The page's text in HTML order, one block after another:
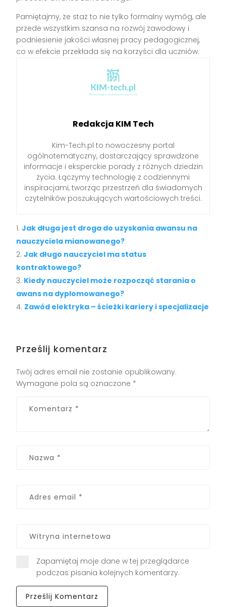
Pamiętajmy, że staż to nie tylko formalny wymóg, ale
przede wszystkim szansa na rozwój zawodowy i
podniesienie jakości własnej pracy pedagogicznej,
co w efekcie przekłada się na korzyści dla uczniów.
Redakcja KIM Tech
Kim-Tech.pl to nowoczesny portal
ogólnotematyczny, dostarczający sprawdzone
informacje i eksperckie porady z różnych dziedzin
życia. Łączymy technologię z codziennymi
inspiracjami, tworząc przestrzeń dla świadomych
czytelników poszukujących wartościowych treści.
Jak długa jest droga do uzyskania awansu na
nauczyciela mianowanego?
Jak długo nauczyciel ma status
kontraktowego?
Kiedy nauczyciel może rozpocząć starania o
awans na dyplomowanego?
Zawód elektryka – ścieżki kariery i specjalizacje
Prześlij komentarz
Twój adres email nie zostanie opublikowany.
Wymagane pola są oznaczone *
Zapamiętaj moje dane w tej przeglądarce
podczas pisania kolejnych komentarzy.